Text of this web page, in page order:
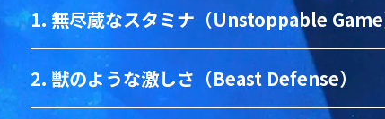
1. 無尽蔵なスタミナ（Unstoppable Game
2. 獣のような激しさ（Beast Defense）